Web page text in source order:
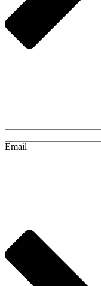
Email